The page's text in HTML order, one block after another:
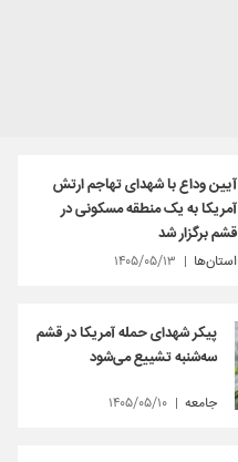
آیین وداع با شهدای تهاجم ارتش
آمریکا به یک منطقه مسکونی در
قشم برگزار شد
استان‌ها ۱۴۰۵/۰۵/۱۳
پیکر شهدای حمله آمریکا در قشم
سه‌شنبه تشییع می‌شود
جامعه ۱۴۰۵/۰۵/۱۰